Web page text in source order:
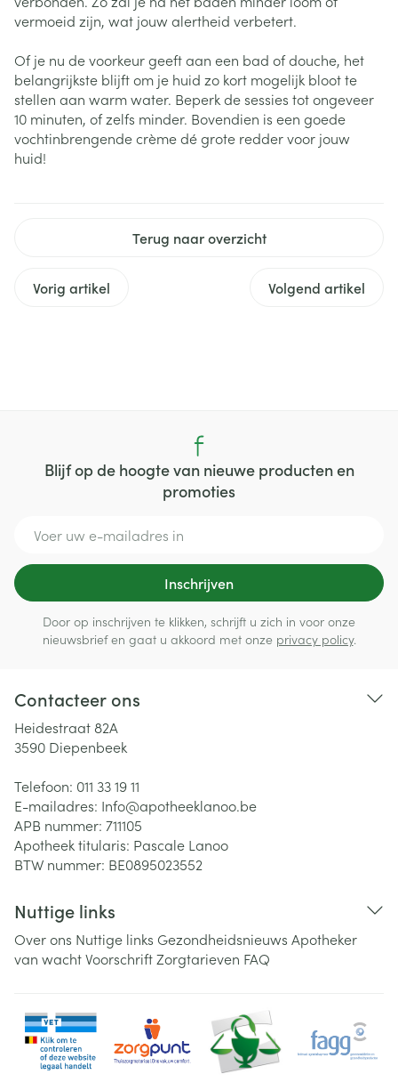
vermoeid zijn, wat jouw alertheid verbetert.
Of je nu de voorkeur geeft aan een bad of douche, het
belangrijkste blijft om je huid zo kort mogelijk bloot te
stellen aan warm water. Beperk de sessies tot ongeveer
10 minuten, of zelfs minder. Bovendien is een goede
vochtinbrengende crème dé grote redder voor jouw
huid!
Terug naar overzicht
Vorig artikel Volgend artikel
Blijf op de hoogte van nieuwe producten en
promoties
Inschrijven
Door op inschrijven te klikken, schrijft u zich in voor onze
nieuwsbrief en gaat u akkoord met onze privacy policy.
Contacteer ons
Heidestraat 82A
3590 Diepenbeek
Telefoon: 011 33 19 11
E-mailadres: Info@apotheeklanoo.be
APB nummer: 711105
Apotheek titularis: Pascale Lanoo
BTW nummer: BE0895023552
Nuttige links
Over ons Nuttige links Gezondheidsnieuws Apotheker
van wachtVoorschriftZorgtarieven FAQ